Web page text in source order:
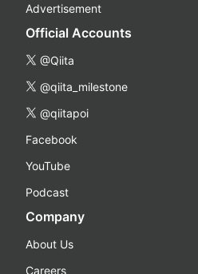
Advertisement
Official Accounts
@Qiita
@qiita_milestone
@qiitapoi
Facebook
YouTube
Podcast
Company
About Us
Careers